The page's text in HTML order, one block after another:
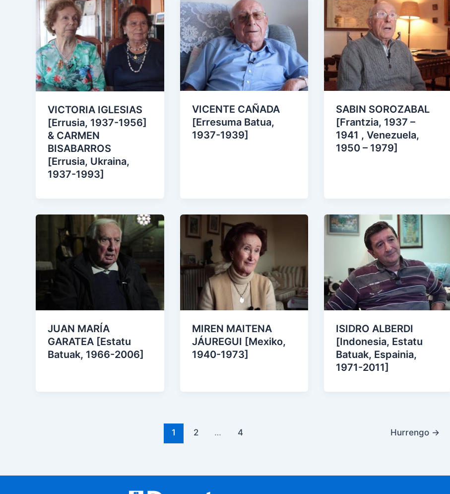
VICTORIA IGLESIAS
[Errusia, 1937-1956]
& CARMEN
BISABARROS
[Errusia, Ukraina,
1937-1993]
VICENTE CAÑADA
[Erresuma Batua,
1937-1939]
SABIN SOROZABAL
[Frantzia, 1937 –
1941 , Venezuela,
1950 – 1979]
JUAN MARÍA
GARATEA [Estatu
Batuak, 1966-2006]
MIREN MAITENA
JÁUREGUI [Mexiko,
1940-1973]
ISIDRO ALBERDI
[Indonesia, Estatu
Batuak, Espainia,
1971-2011]
1 2 … 4 Hurrengo →